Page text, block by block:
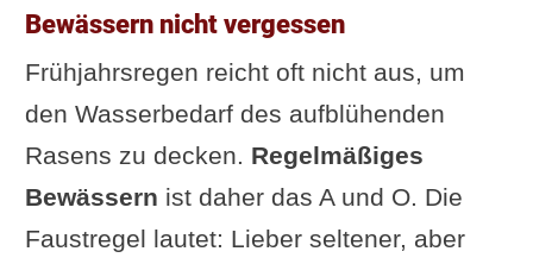
Bewässern nicht vergessen
Frühjahrsregen reicht oft nicht aus, um
den Wasserbedarf des aufblühenden
Rasens zu decken. Regelmäßiges
Bewässern ist daher das A und O. Die
Faustregel lautet: Lieber seltener, aber